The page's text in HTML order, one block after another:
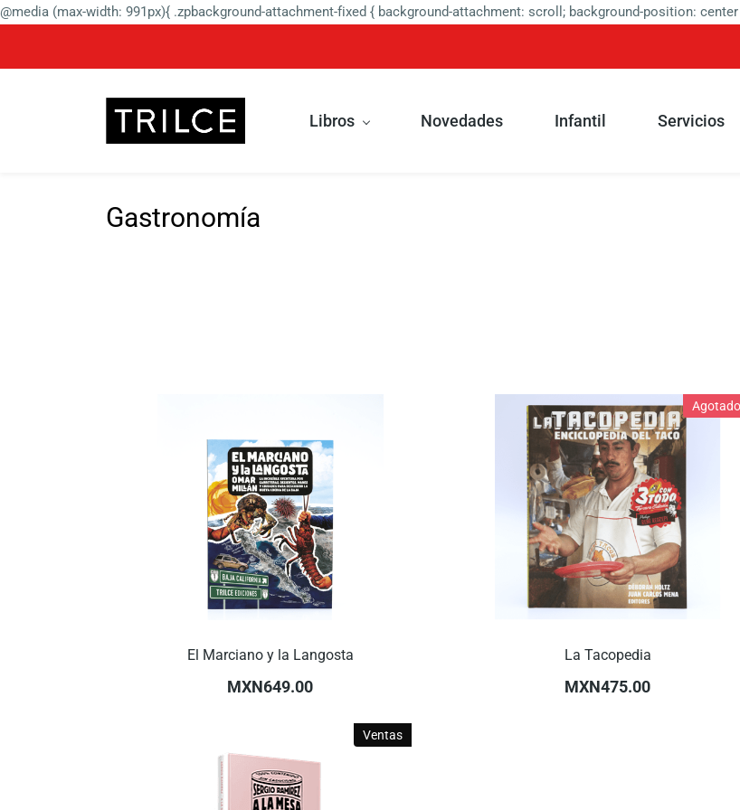
@media (max-width: 991px){ .zpbackground-attachment-fixed { background-attachment: scroll; background-position:
Libros Novedades Infantil Servicios
Gastronomía
El Marciano y la Langosta
MXN649.00
Agotado
La Tacopedia
MXN475.00
Ventas